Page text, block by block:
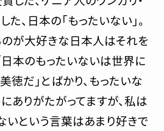
、日本の「もったいない」。
が大好きな日本人はそれを
日本のもったいないは世界に
徳だ」とばかり、もったいな
ありがたがってますが、私は
いという言葉はあまり好きで